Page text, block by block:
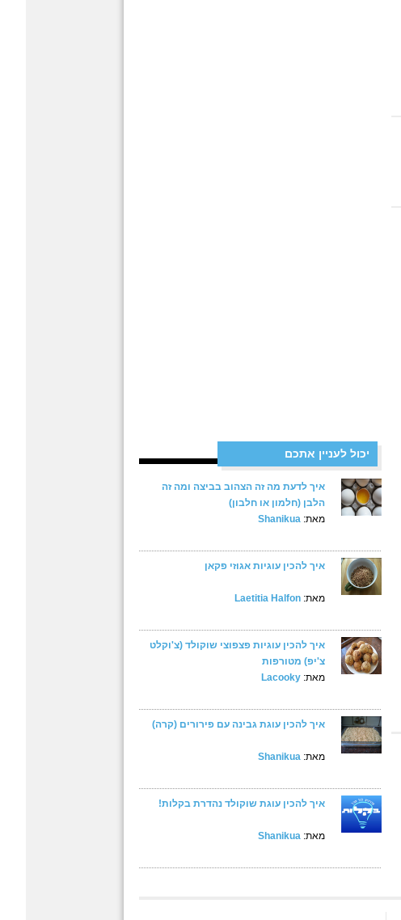
יכול לעניין אתכם
איך לדעת מה זה הצהוב בביצה ומה זה
הלבן (חלמון או חלבון)
מאת: Shanikua
איך להכין עוגיות אגוזי פקאן
מאת: Laetitia Halfon
איך להכין עוגיות פצפוצי שוקולד (צ'וקלט
צ'יפ) מטורפות
מאת: Lacooky
איך להכין עוגת גבינה עם פירורים (קרה)
מאת: Shanikua
איך להכין עוגת שוקולד נהדרת בקלות!
מאת: Shanikua